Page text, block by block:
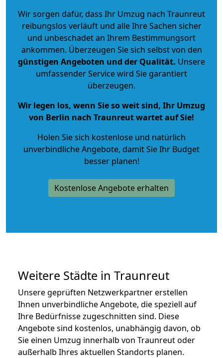
Wir sorgen dafür, dass Ihr Umzug nach Traunreut
reibungslos verläuft und alle Ihre Sachen sicher
und unbeschadet an Ihrem Bestimmungsort
ankommen. Überzeugen Sie sich selbst von den
günstigen Angeboten und der Qualität. Unsere
umfassender Service wird Sie garantiert
überzeugen.
Wir legen los, wenn Sie so weit sind, Ihr Umzug
von Berlin nach Traunreut wartet auf Sie!
Holen Sie sich kostenlose und natürlich
unverbindliche Angebote, damit Sie Ihr Budget
besser planen!
Kostenlose Angebote erhalten
Weitere Städte in Traunreut
Unsere geprüften Netzwerkpartner erstellen
Ihnen unverbindliche Angebote, die speziell auf
Ihre Bedürfnisse zugeschnitten sind. Diese
Angebote sind kostenlos, unabhängig davon, ob
Sie einen Umzug innerhalb von Traunreut oder
außerhalb Ihres aktuellen Standorts planen.